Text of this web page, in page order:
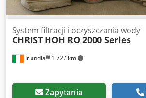
Irlandia 1 727 km
System filtracji i oczyszczania wody
CHRIST HOH RO 2000 Series
Zapytania